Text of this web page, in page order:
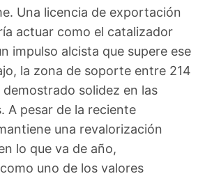
Una licencia de exportación
actuar como el catalizador
impulso alcista que supere ese
la zona de soporte entre 214
solidez en las
A pesar de la reciente
una revalorización
lo que va de año,
uno de los valores